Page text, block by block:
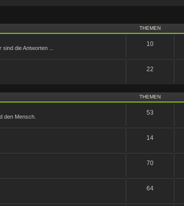
THEMEN
die Antworten ...
10
22
THEMEN
den Mensch.
53
14
70
64